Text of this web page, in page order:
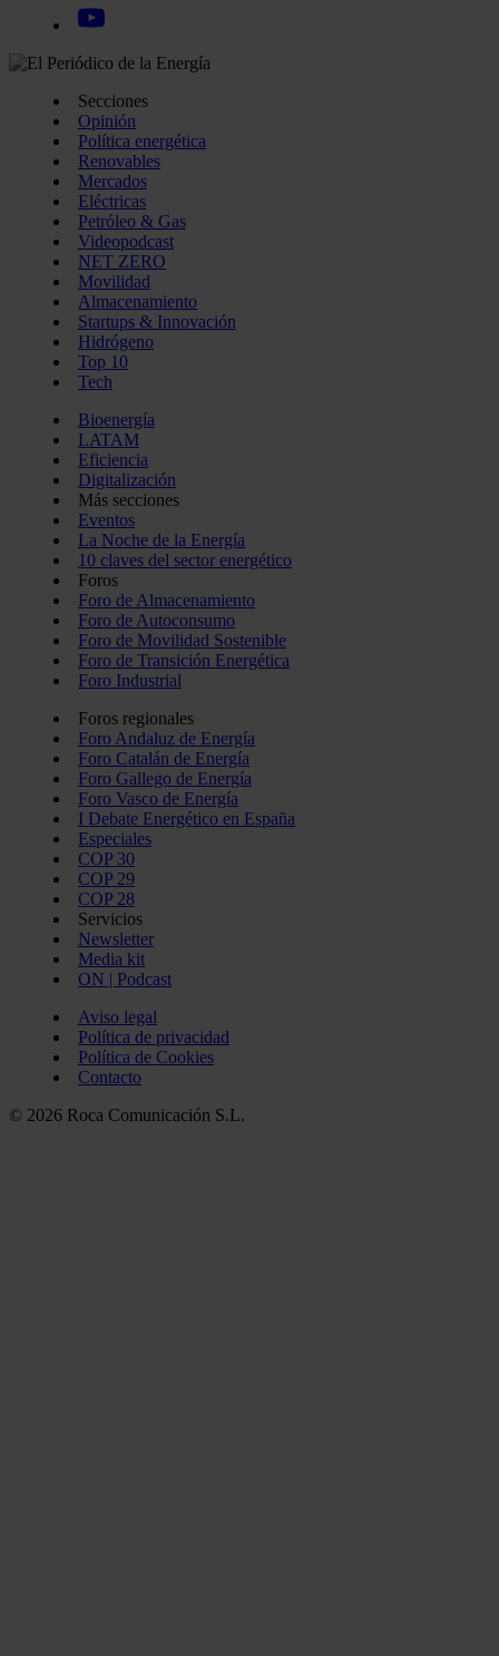
Secciones
Opinión
Política energética
Renovables
Mercados
Eléctricas
Petróleo & Gas
Videopodcast
NET ZERO
Movilidad
Almacenamiento
Startups & Innovación
Hidrógeno
Top 10
Tech
Bioenergía
LATAM
Eficiencia
Digitalización
Más secciones
Eventos
La Noche de la Energía
10 claves del sector energético
Foros
Foro de Almacenamiento
Foro de Autoconsumo
Foro de Movilidad Sostenible
Foro de Transición Energética
Foro Industrial
Foros regionales
Foro Andaluz de Energía
Foro Catalán de Energía
Foro Gallego de Energía
Foro Vasco de Energía
I Debate Energético en España
Especiales
COP 30
COP 29
COP 28
Servicios
Newsletter
Media kit
ON | Podcast
Aviso legal
Política de privacidad
Política de Cookies
Contacto
© 2026 Roca Comunicación S.L.